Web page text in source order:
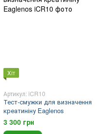
Хіт
Артикул: iCR10
Тест-смужки для визначення
креатиніну Eaglenos
3 300 грн